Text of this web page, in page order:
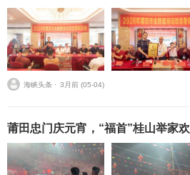
海峡头条 ⋅ 3月前 (05-04)
莆田忠门庆元宵，“福首”桂山举家欢